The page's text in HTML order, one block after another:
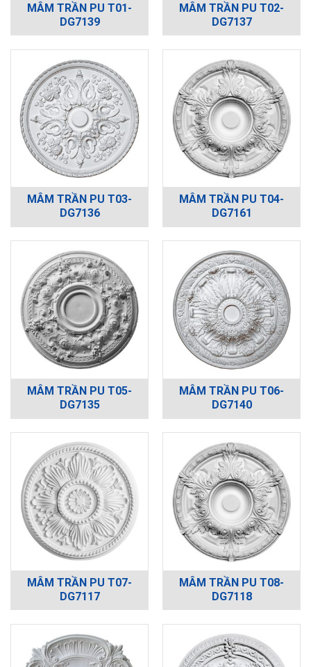
MÂM TRẦN PU T01-
DG7139
MÂM TRẦN PU T02-
DG7137
MÂM TRẦN PU T03-
DG7136
MÂM TRẦN PU T04-
DG7161
MÂM TRẦN PU T05-
DG7135
MÂM TRẦN PU T06-
DG7140
MÂM TRẦN PU T07-
DG7117
MÂM TRẦN PU T08-
DG7118